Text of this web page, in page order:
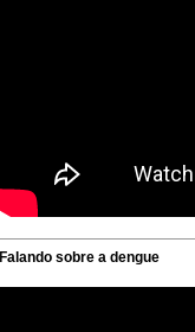
Falando sobre a dengue